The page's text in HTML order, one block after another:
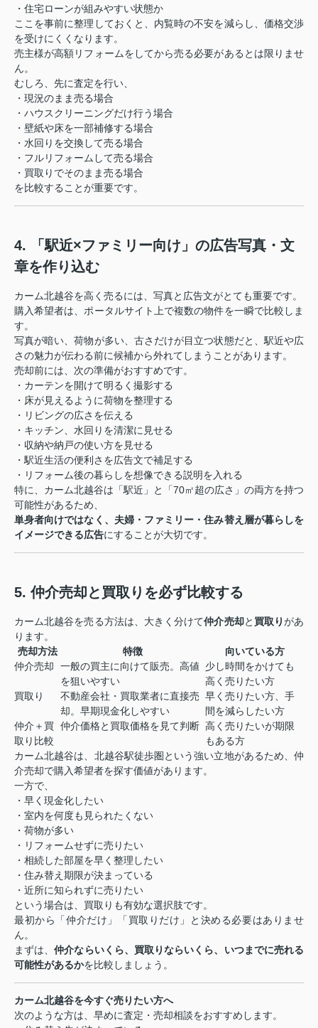
・住宅ローンが組みやすい状態か
ここを事前に整理しておくと、内覧時の不安を減らし、価格交渉
を受けにくくなります。
売主様が高額リフォームをしてから売る必要があるとは限りませ
ん。
むしろ、先に査定を行い、
・現況のまま売る場合
・ハウスクリーニングだけ行う場合
・壁紙や床を一部補修する場合
・水回りを交換して売る場合
・フルリフォームして売る場合
・買取りでそのまま売る場合
を比較することが重要です。
4. 「駅近×ファミリー向け」の広告写真・文
章を作り込む
カーム北越谷を高く売るには、写真と広告文がとても重要です。
購入希望者は、ポータルサイト上で複数の物件を一瞬で比較しま
す。
写真が暗い、荷物が多い、古さだけが目立つ状態だと、駅近や広
さの魅力が伝わる前に候補から外れてしまうことがあります。
売却前には、次の準備がおすすめです。
・カーテンを開けて明るく撮影する
・床が見えるように荷物を整理する
・リビングの広さを伝える
・キッチン、水回りを清潔に見せる
・収納や納戸の使い方を見せる
・駅近生活の便利さを広告文で補足する
・リフォーム後の暮らしを想像できる説明を入れる
特に、カーム北越谷は「駅近」と「70㎡超の広さ」の両方を持つ
可能性があるため、
単身者向けではなく、夫婦・ファミリー・住み替え層が暮らしを
イメージできる広告にすることが大切です。
5. 仲介売却と買取りを必ず比較する
カーム北越谷を売る方法は、大きく分けて仲介売却と 買取りがあ
ります。
売却方法
特徴
向いている方
仲介売却
一般の買主に向けて販売。高値
を狙いやすい
少し時間をかけても
高く売りたい方
買取り
不動産会社・買取業者に直接売
却。早期現金化しやすい
早く売りたい方、手
間を減らしたい方
仲介＋買
取り比較
仲介価格と買取価格を見て判断 高く売りたいが期限
もある方
カーム北越谷は、北越谷駅徒歩圏という強い立地があるため、仲
介売却で購入希望者を探す価値があります。
一方で、
・早く現金化したい
・室内を何度も見られたくない
・荷物が多い
・リフォームせずに売りたい
・相続した部屋を早く整理したい
・住み替え期限が決まっている
・近所に知られずに売りたい
という場合は、買取りも有効な選択肢です。
最初から「仲介だけ」「買取りだけ」と決める必要はありませ
ん。
まずは、仲介ならいくら、買取りならいくら、いつまでに売れる
可能性があるかを比較しましょう。
カーム北越谷を今すぐ売りたい方へ
次のような方は、早めに査定・売却相談をおすすめします。